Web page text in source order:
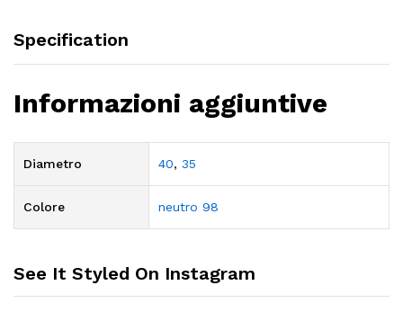
Specification
Informazioni aggiuntive
Diametro 40, 35
Colore neutro 98
See It Styled On Instagram